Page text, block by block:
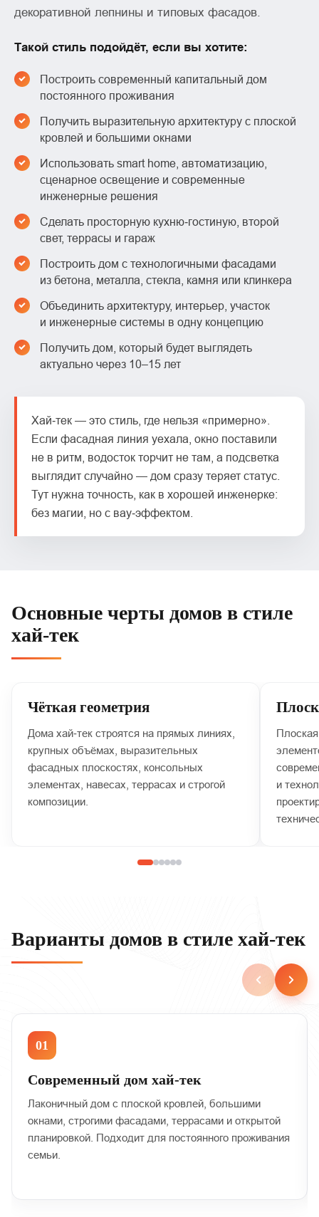
декоративной лепнины и типовых фасадов.
Такой стиль подойдёт, если вы хотите:
Построить современный капитальный дом
постоянного проживания
Получить выразительную архитектуру с плоской
кровлей и большими окнами
Использовать smart home, автоматизацию,
сценарное освещение и современные
инженерные решения
Сделать просторную кухню‑гостиную, второй
свет, террасы и гараж
Построить дом с технологичными фасадами
из бетона, металла, стекла, камня или клинкера
Объединить архитектуру, интерьер, участок
и инженерные системы в одну концепцию
Получить дом, который будет выглядеть
актуально через 10–15 лет
Хай‑тек — это стиль, где нельзя «примерно».
Если фасадная линия уехала, окно поставили
не в ритм, водосток торчит не там, а подсветка
выглядит случайно — дом сразу теряет статус.
Тут нужна точность, как в хорошей инженерке:
без магии, но с вау‑эффектом.
Основные черты домов в стиле
хай‑тек
Чёткая геометрия
Дома хай‑тек строятся на прямых линиях,
крупных объёмах, выразительных
фасадных плоскостях, консольных
элементах, навесах, террасах и строгой
композиции.
и
Варианты домов в стиле хай‑тек
01
Современный дом хай‑тек
Лаконичный дом с плоской кровлей, большими
окнами, строгими фасадами, террасами и открытой
планировкой. Подходит для постоянного проживания
семьи.